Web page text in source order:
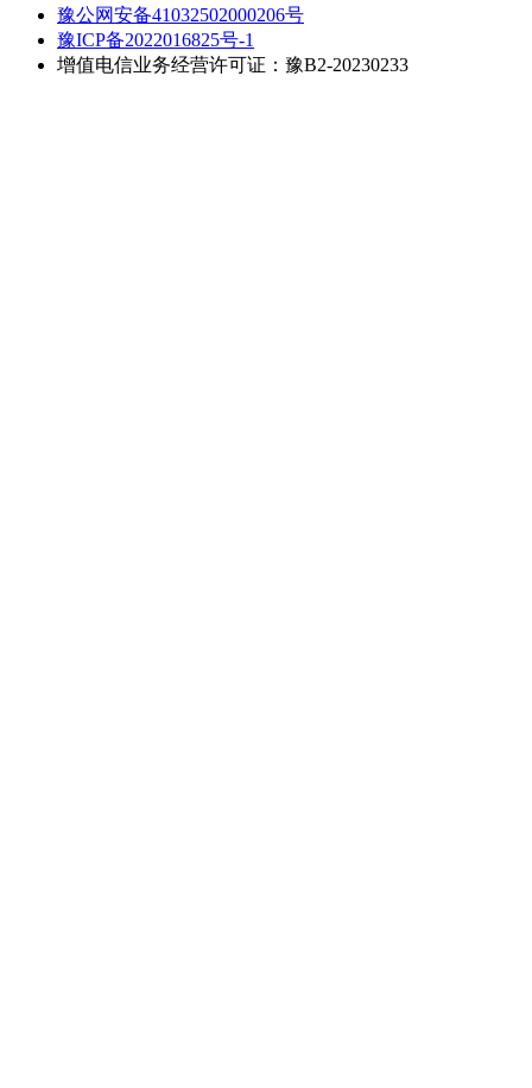
豫公网安备41032502000206号
豫ICP备2022016825号-1
增值电信业务经营许可证：豫B2-20230233